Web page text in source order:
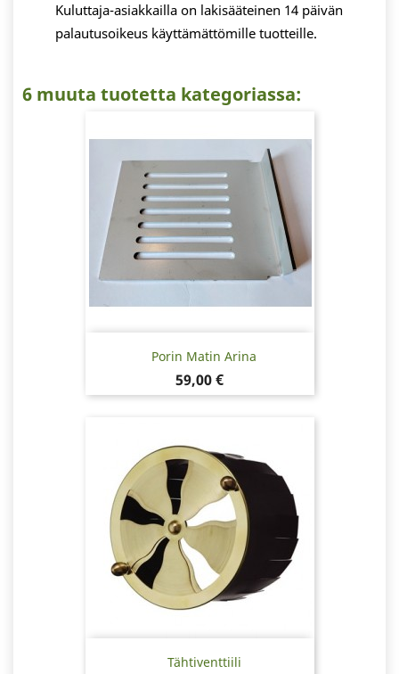
Kuluttaja-asiakkailla on lakisääteinen 14 päivän
palautusoikeus käyttämättömille tuotteille.
6 muuta tuotetta kategoriassa:
Porin Matin Arina
Hinta
59,00 €
Tähtiventtiili